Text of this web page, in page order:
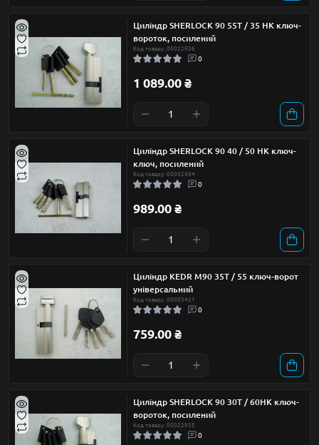
Циліндр SHERLOCK 90 55Т / 35 НК ключ-
вороток, посилений
Код товару: 00022936
0
1 089.00 ₴
Циліндр SHERLOCK 90 40 / 50 НК ключ-
ключ, посилений
Код товару: 00002664
0
989.00 ₴
Циліндр KEDR М90 35Т / 55 ключ-ворот
універсальний
Код товару: 00003421
0
759.00 ₴
Циліндр SHERLOCK 90 30Т / 60НК ключ-
вороток, посилений
Код товару: 00022935
0